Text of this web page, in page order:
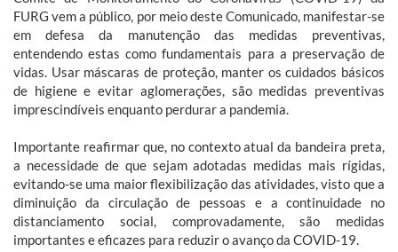
FURG vem a público, por meio deste Comunicado, manifestar-se
em defesa da manutenção das medidas preventivas,
entendendo estas como fundamentais para a preservação de
vidas. Usar máscaras de proteção, manter os cuidados básicos
de higiene e evitar aglomerações, são medidas preventivas
imprescindíveis enquanto perdurar a pandemia.
Importante reafirmar que, no contexto atual da bandeira preta,
a necessidade de que sejam adotadas medidas mais rígidas,
evitando-se uma maior flexibilização das atividades, visto que a
diminuição da circulação de pessoas e a continuidade no
distanciamento social, comprovadamente, são medidas
importantes e eficazes para reduzir o avanço da COVID-19.